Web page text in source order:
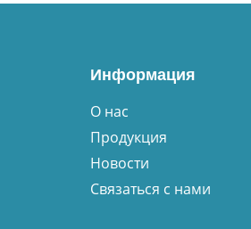
Информация
О нас
Продукция
Новости
Связаться с нами